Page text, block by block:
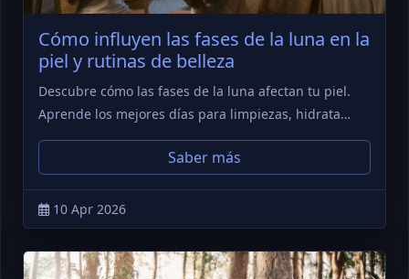
Cómo influyen las fases de la luna en la
piel y rutinas de belleza
Descubre cómo las fases de la luna afectan tu piel.
Aprende los mejores días para limpiezas, hidrata…
Saber más
10 Apr 2026